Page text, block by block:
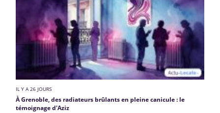
IL Y A 26 JOURS
À Grenoble, des radiateurs brûlants en pleine canicule : le
témoignage d'Aziz